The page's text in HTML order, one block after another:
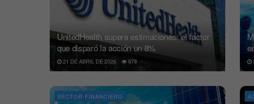
UnitedHealth supera estimaciones: el factor
que disparó la acción un 8%
21 DE ABRIL DE 2026 678
SECTOR FINANCIERO